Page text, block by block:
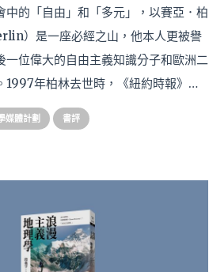
中的「自由」和「多元」，以賽亞．柏
）是一座必經之山，他本人更被譽
一位偉大的自由主義知識分子和歐洲二
1997年柏林去世時，《紐約時報》…
媒體計劃 書評